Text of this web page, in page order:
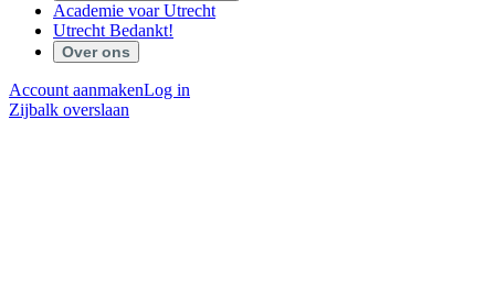
Academie voar Utrecht
Utrecht Bedankt!
Over ons
Account aanmakenLog in
Zijbalk overslaan